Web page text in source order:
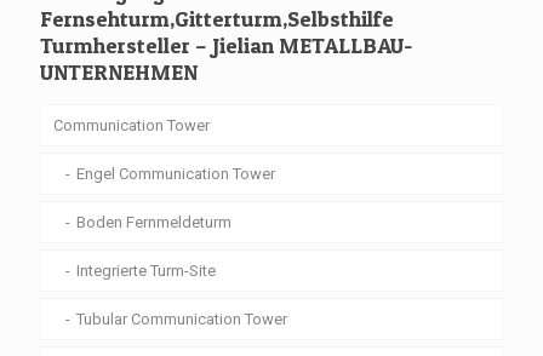
Fernsehturm,Gitterturm,Selbsthilfe
Turmhersteller – Jielian METALLBAU-
UNTERNEHMEN
Communication Tower
Engel Communication Tower
Boden Fernmeldeturm
Integrierte Turm-Site
Tubular Communication Tower